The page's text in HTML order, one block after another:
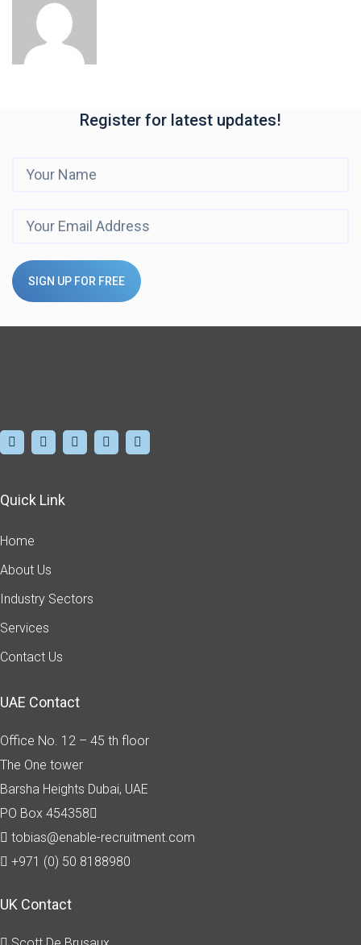
Register for latest updates!
SIGN UP FOR FREE
Quick Link
Home
About Us
Industry Sectors
Services
Contact Us
UAE Contact
Office No. 12 – 45 th floor
The One tower
Barsha Heights Dubai, UAE
PO Box 454358
tobias@enable-recruitment.com
+971 (0) 50 8188980
UK Contact